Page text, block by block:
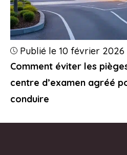
Comment éviter les
centre d’examen agréé
conduire
Publié le 10 février 2026